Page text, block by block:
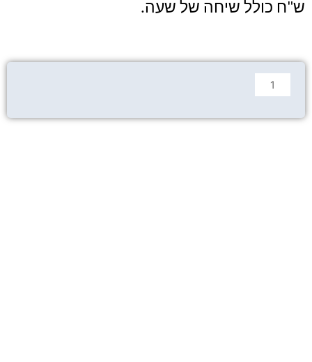
ש"ח כולל שיחה של שעה.
בריסטור